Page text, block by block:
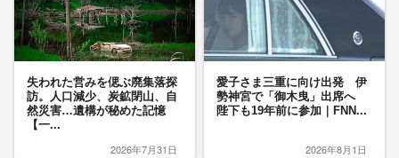
失われた営みを偲ぶ廃集落探
訪。人口減少、炭鉱閉山、自
然災害…遺構が秘めた記憶
【一...
2026年7月31日
愛子さま三重に向け出発 伊
勢神宮で「御木曳」出席へ
陛下も19年前に参加｜FNN...
2026年8月1日